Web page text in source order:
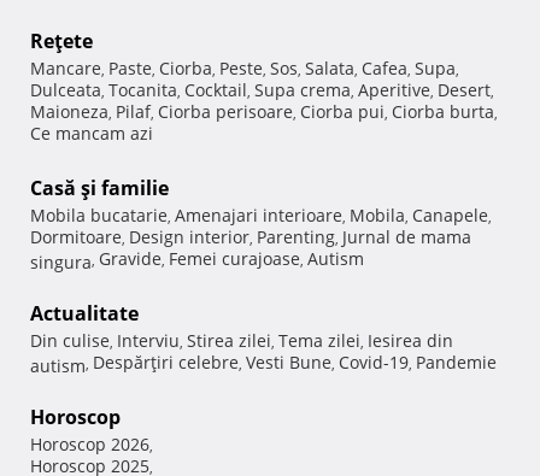
Reţete
Mancare, Paste, Ciorba, Peste, Sos, Salata, Cafea, Supa,
Dulceata, Tocanita, Cocktail, Supa crema, Aperitive, Desert,
Maioneza, Pilaf, Ciorba perisoare, Ciorba pui, Ciorba burta,
Ce mancam azi
Casă şi familie
Mobila bucatarie, Amenajari interioare, Mobila, Canapele,
Dormitoare, Design interior, Parenting, Jurnal de mama
singura, Gravide, Femei curajoase, Autism
Actualitate
Din culise, Interviu, Stirea zilei, Tema zilei, Iesirea din
autism, Despărţiri celebre, Vesti Bune, Covid-19, Pandemie
Horoscop
Horoscop 2026,
Horoscop 2025,